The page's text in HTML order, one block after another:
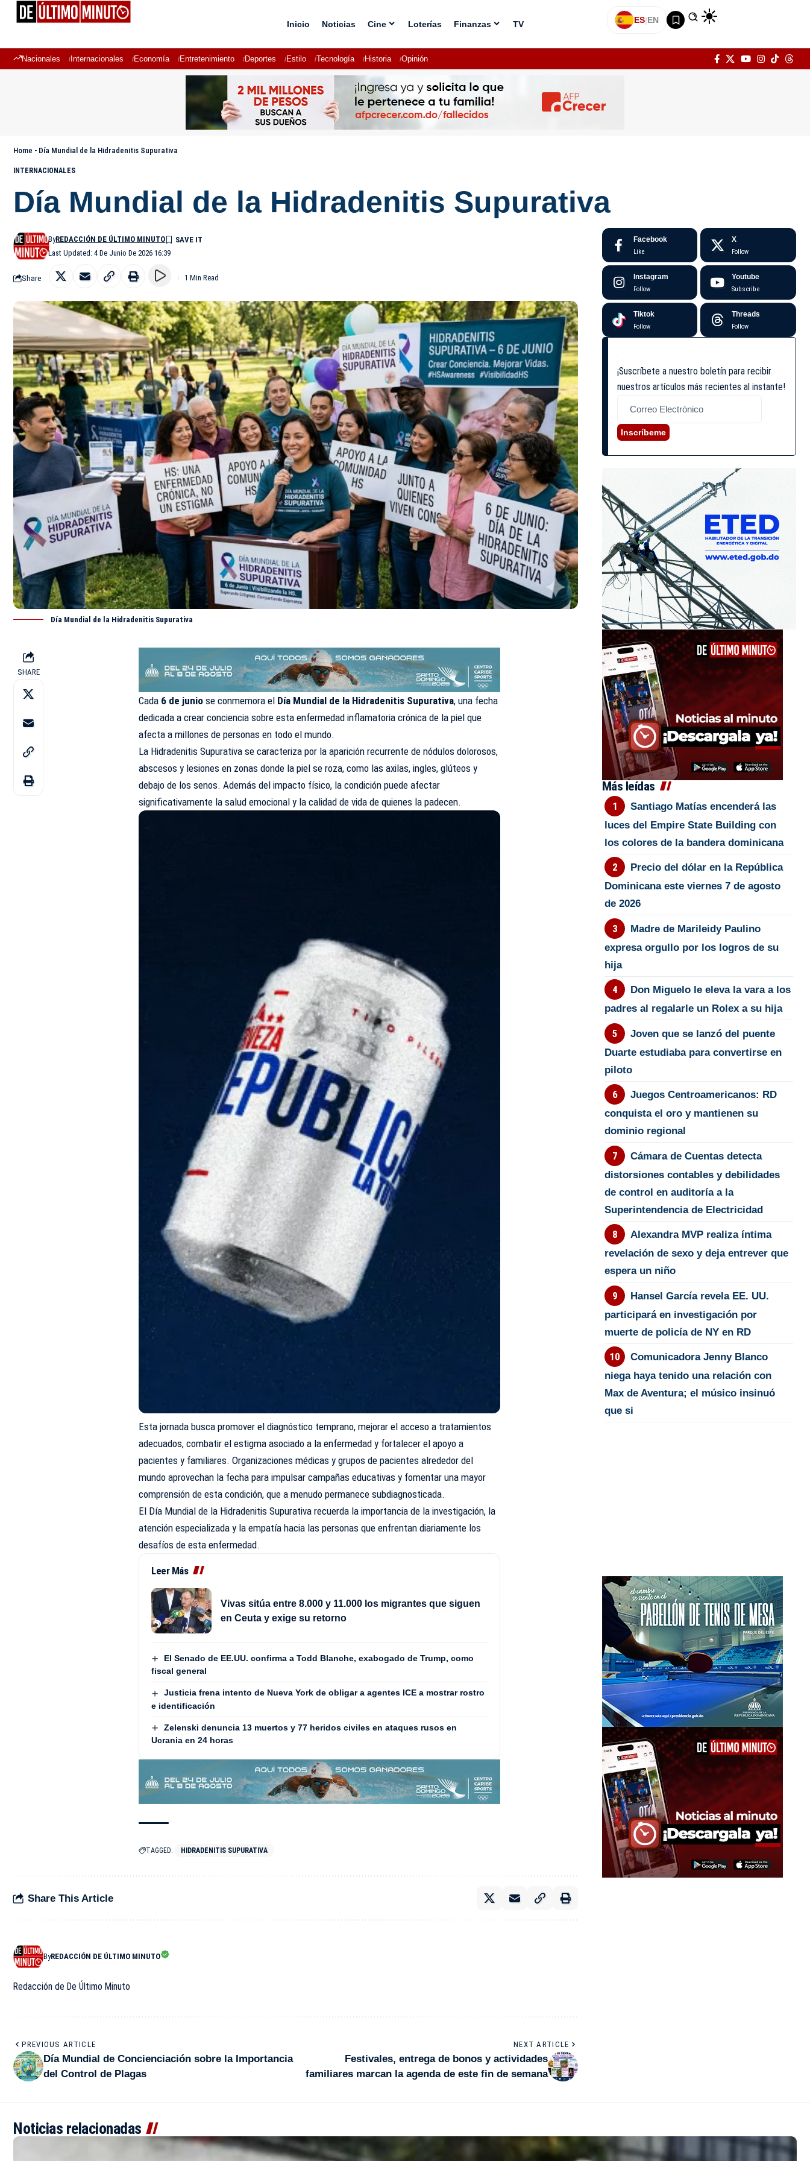
Inicio Noticias Cine Loterías Finanzas TV ES|EN
Nacionales Internacionales Economía Entretenimiento Deportes Estilo Tecnología Historia Opinión
Home - Día Mundial de la Hidradenitis Supurativa
INTERNACIONALES
Día Mundial de la Hidradenitis Supurativa
Last Updated: 4 De Junio De 2026 16:39
ByREDACCIÓN DE ÚLTIMO MINUTO
Share 1 Min Read
Día Mundial de la Hidradenitis Supurativa
SHARE
Cada 6 de junio se conmemora el Día Mundial de la Hidradenitis Supurativa, una fecha
dedicada a crear conciencia sobre esta enfermedad inflamatoria crónica de la piel que
afecta a millones de personas en todo el mundo.
La Hidradenitis Supurativa se caracteriza por la aparición recurrente de nódulos dolorosos,
abscesos y lesiones en zonas donde la piel se roza, como las axilas, ingles, glúteos y
debajo de los senos. Además del impacto físico, la condición puede afectar
significativamente la salud emocional y la calidad de vida de quienes la padecen.
Esta jornada busca promover el diagnóstico temprano, mejorar el acceso a tratamientos
adecuados, combatir el estigma asociado a la enfermedad y fortalecer el apoyo a
pacientes y familiares. Organizaciones médicas y grupos de pacientes alrededor del
mundo aprovechan la fecha para impulsar campañas educativas y fomentar una mayor
comprensión de esta condición, que a menudo permanece subdiagnosticada.
El Día Mundial de la Hidradenitis Supurativa recuerda la importancia de la investigación, la
atención especializada y la empatía hacia las personas que enfrentan diariamente los
desafíos de esta enfermedad.
Leer Más
Vivas sitúa entre 8.000 y 11.000 los migrantes que siguen
en Ceuta y exige su retorno
El Senado de EE.UU. confirma a Todd Blanche, exabogado de Trump, como
fiscal general
Justicia frena intento de Nueva York de obligar a agentes ICE a mostrar rostro
e identificación
Zelenski denuncia 13 muertos y 77 heridos civiles en ataques rusos en
Ucrania en 24 horas
TAGGED: HIDRADENITIS SUPURATIVA
Share This Article
ByREDACCIÓN DE ÚLTIMO MINUTO
Redacción de De Último Minuto
PREVIOUS ARTICLE
Día Mundial de Concienciación sobre la Importancia
del Control de Plagas
NEXT ARTICLE
Festivales, entrega de bonos y actividades
familiares marcan la agenda de este fin de semana
Facebook
Like
X
Follow
Instagram
Follow
Youtube
Subscribe
Tiktok
Follow
Threads
Follow
¡Suscríbete a nuestro boletín para recibir
nuestros artículos más recientes al instante!
Inscríbeme
Más leídas
Santiago Matías encenderá las
luces del Empire State Building con
los colores de la bandera dominicana
Precio del dólar en la República
Dominicana este viernes 7 de agosto
de 2026
Madre de Marileidy Paulino
expresa orgullo por los logros de su
hija
Don Miguelo le eleva la vara a los
padres al regalarle un Rolex a su hija
Joven que se lanzó del puente
Duarte estudiaba para convertirse en
piloto
Juegos Centroamericanos: RD
conquista el oro y mantienen su
dominio regional
Cámara de Cuentas detecta
distorsiones contables y debilidades
de control en auditoría a la
Superintendencia de Electricidad
Alexandra MVP realiza íntima
revelación de sexo y deja entrever que
espera un niño
Hansel García revela EE. UU.
participará en investigación por
muerte de policía de NY en RD
Comunicadora Jenny Blanco
niega haya tenido una relación con
Max de Aventura; el músico insinuó
que si
Noticias relacionadas